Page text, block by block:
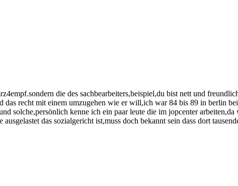
die des sachbearbeiters,beispiel,du bist nett und
das recht mit einem umzugehen wie er will,ich war 84 bis 89 in berlin
solche,persönlich kenne ich ein paar leute die im jopcenter arbeiten,da
das sozialgericht ist,muss doch bekannt sein dass dort